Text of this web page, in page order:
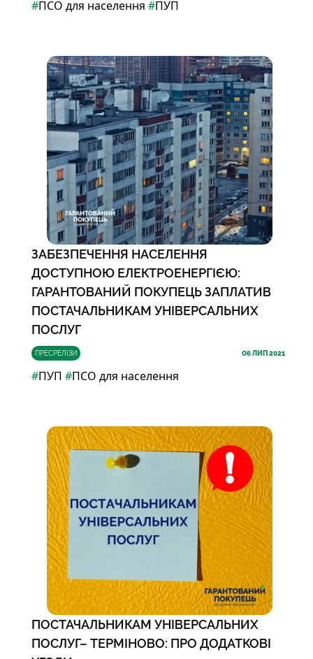
#ПСО для населення #ПУП
ПРЕСРЕЛІЗИ 06ЛИП 2021
ЗАБЕЗПЕЧЕННЯ НАСЕЛЕННЯ
ДОСТУПНОЮ ЕЛЕКТРОЕНЕРГІЄЮ:
ГАРАНТОВАНИЙ ПОКУПЕЦЬ ЗАПЛАТИВ
ПОСТАЧАЛЬНИКАМ УНІВЕРСАЛЬНИХ
ПОСЛУГ
#ПУП #ПСО для населення
ПОСТАЧАЛЬНИКАМ УНІВЕРСАЛЬНИХ
ПОСЛУГ– ТЕРМІНОВО: ПРО ДОДАТКОВІ